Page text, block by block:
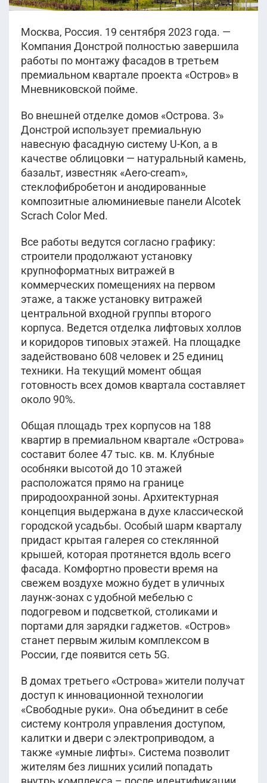
Москва, Россия. 19 сентября 2023 года. —
Компания Донстрой полностью завершила
работы по монтажу фасадов в третьем
премиальном квартале проекта «Остров» в
Мневниковской пойме.
Во внешней отделке домов «Острова. 3»
Донстрой использует премиальную
навесную фасадную систему U-Kon, а в
качестве облицовки — натуральный камень,
базальт, известняк «Aero-cream»,
стеклофибробетон и анодированные
композитные алюминиевые панели Alcotek
Scrach Color Med.
Все работы ведутся согласно графику:
строители продолжают установку
крупноформатных витражей в
коммерческих помещениях на первом
этаже, а также установку витражей
центральной входной группы второго
корпуса. Ведется отделка лифтовых холлов
и коридоров типовых этажей. На площадке
задействовано 608 человек и 25 единиц
техники. На текущий момент общая
готовность всех домов квартала составляет
около 90%.
Общая площадь трех корпусов на 188
квартир в премиальном квартале «Острова»
составит более 47 тыс. кв. м. Клубные
особняки высотой до 10 этажей
расположатся прямо на границе
природоохранной зоны. Архитектурная
концепция выдержана в духе классической
городской усадьбы. Особый шарм кварталу
придаст крытая галерея со стеклянной
крышей, которая протянется вдоль всего
фасада. Комфортно провести время на
свежем воздухе можно будет в уличных
лаунж-зонах с удобной мебелью с
подогревом и подсветкой, столиками и
портами для зарядки гаджетов. «Остров»
станет первым жилым комплексом в
России, где появится сеть 5G.
В домах третьего «Острова» жители получат
доступ к инновационной технологии
«Свободные руки». Она объединит в себе
систему контроля управления доступом,
калитки и двери с электроприводом, а
также «умные лифты». Система позволит
жителям без лишних усилий попадать